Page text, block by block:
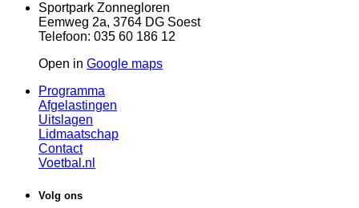
Sportpark Zonnegloren
Eemweg 2a, 3764 DG Soest
Telefoon: 035 60 186 12
Open in Google maps
Programma
Afgelastingen
Uitslagen
Lidmaatschap
Contact
Voetbal.nl
Volg ons